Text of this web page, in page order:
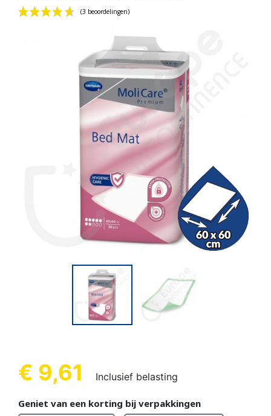
(3 beoordelingen)
€ 9,61 Inclusief belasting
Geniet van een korting bij verpakkingen